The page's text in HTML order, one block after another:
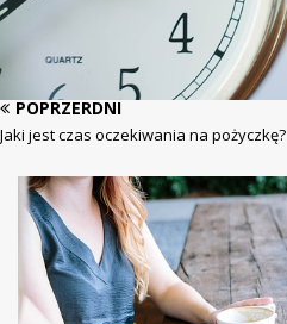
POPRZERDNI
Jaki jest czas oczekiwania na pożyczkę?